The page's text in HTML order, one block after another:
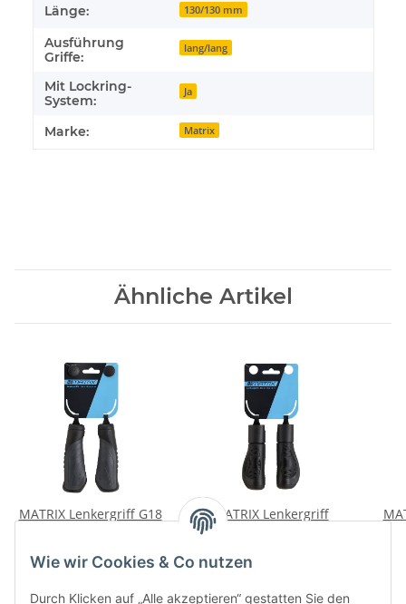
Wie wir Cookies & Co nutzen
Durch Klicken auf „Alle akzeptieren“ gestatten Sie den
Länge: 130/130 mm
Ausführung
Griffe:
lang/lang
Mit Lockring-
System:
Ja
Marke: Matrix
Ähnliche Artikel
MATRIX Lenkergriff G18
schwarz/grau Rubber
lang/lang
7,36 €
MATRIX Lenkergriff
Fahrradgriff G29 Dual
schwarz